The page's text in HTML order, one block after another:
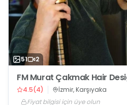
51 2
FM Murat Çakmak Hair
4.5(4)
İzmir, Karşıyaka
Fiyat bilgisi için üye olun